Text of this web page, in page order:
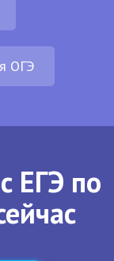
ОГЭ
ЕГЭ по